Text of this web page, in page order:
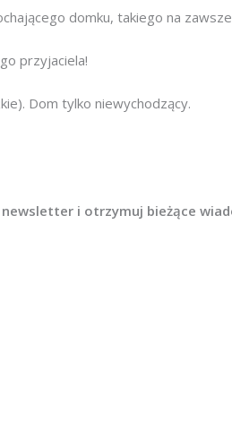
domku, takiego na
przyjaciela!
Dom tylko niewychodzący.
i otrzymuj bieżące